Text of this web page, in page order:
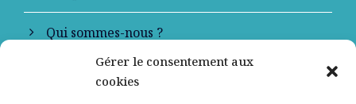
Gérer le consentement aux
cookies
Qui sommes-nous ?
Contactez-nous